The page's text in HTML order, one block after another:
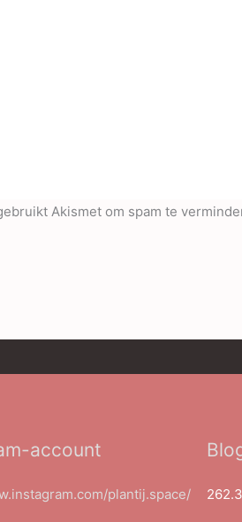
Akismet om spam te
account
plantij.space/